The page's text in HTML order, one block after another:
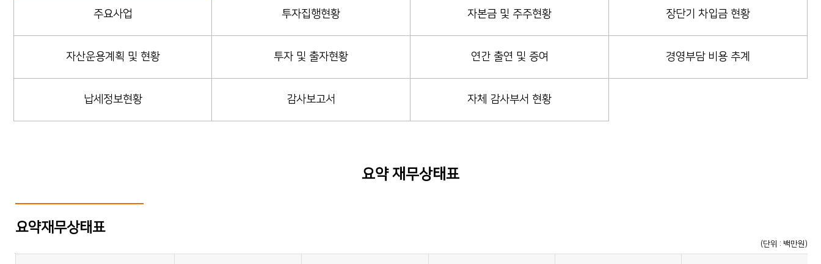
주요사업 투자집행현황 자본금 및 주주현황 장단기 차입금 현황
자산운용계획 및 현황 투자 및 출자현황 연간 출연 및 증여 경영부담 비용 추계
납세정보현황 감사보고서 자체 감사부서 현황
요약 재무상태표
요약재무상태표
(단위 : 백만원)